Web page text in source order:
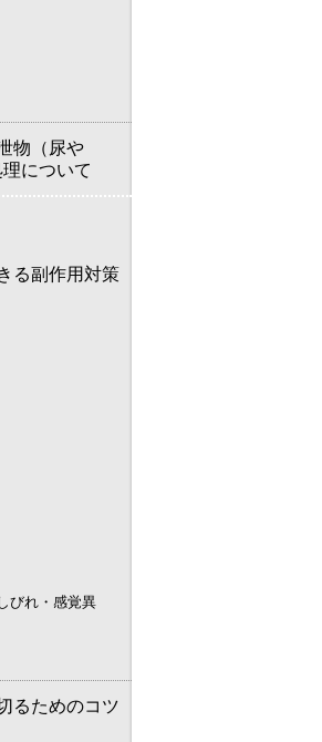
物（尿や
について
る副作用対策
びれ・感覚異
るためのコツ